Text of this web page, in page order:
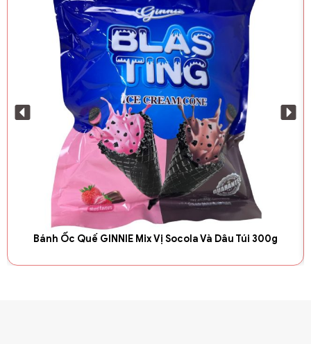
Bánh Ốc Quế GINNIE Mix Vị Socola Và Dâu Túi 300g